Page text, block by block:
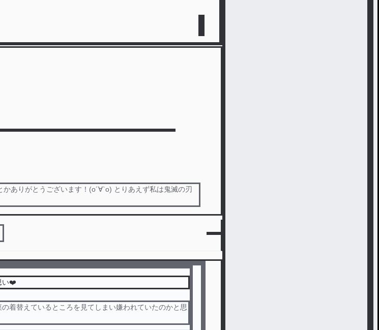
ありがとうございます！(о´∀`о) とりあえず私は鬼滅の刃
い❤️
着替えているところを見てしまい嫌われていたのかと思